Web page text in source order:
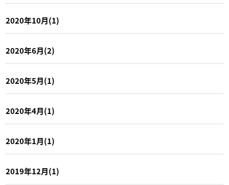
2020年10月(1)
2020年6月(2)
2020年5月(1)
2020年4月(1)
2020年1月(1)
2019年12月(1)